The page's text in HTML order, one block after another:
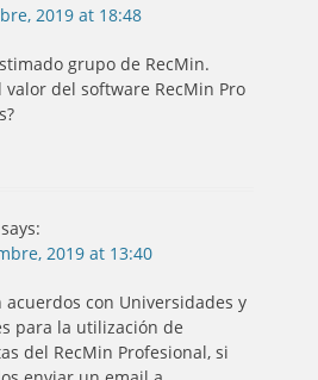
2019 at 18:48
grupo de RecMin.
valor del software RecMin Pro
says:
2019 at 13:40
acuerdos con Universidades y
para la utilización de
del RecMin Profesional, si